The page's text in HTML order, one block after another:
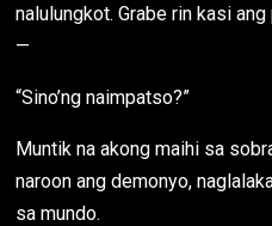
nalulungkot. Grabe rin kasi
—
“Sino’ng naimpatso?”
Muntik na akong maihi sa
naroon ang demonyo,
sa mundo.